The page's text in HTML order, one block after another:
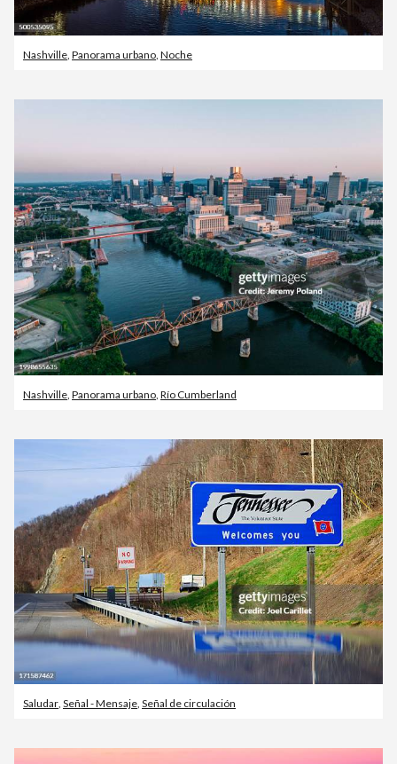
Nashville Panorama urbano Noche
Nashville Panorama urbano Río Cumberland
Saludar Señal - Mensaje Señal de circulación